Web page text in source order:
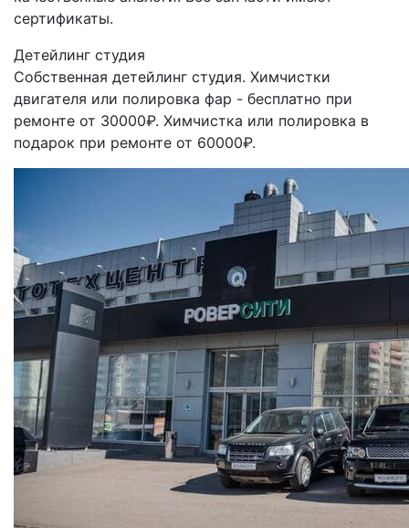
сертификаты.
Детейлинг студия
Собственная детейлинг студия. Химчистки
двигателя или полировка фар - бесплатно при
ремонте от 30000₽. Химчистка или полировка в
подарок при ремонте от 60000₽.